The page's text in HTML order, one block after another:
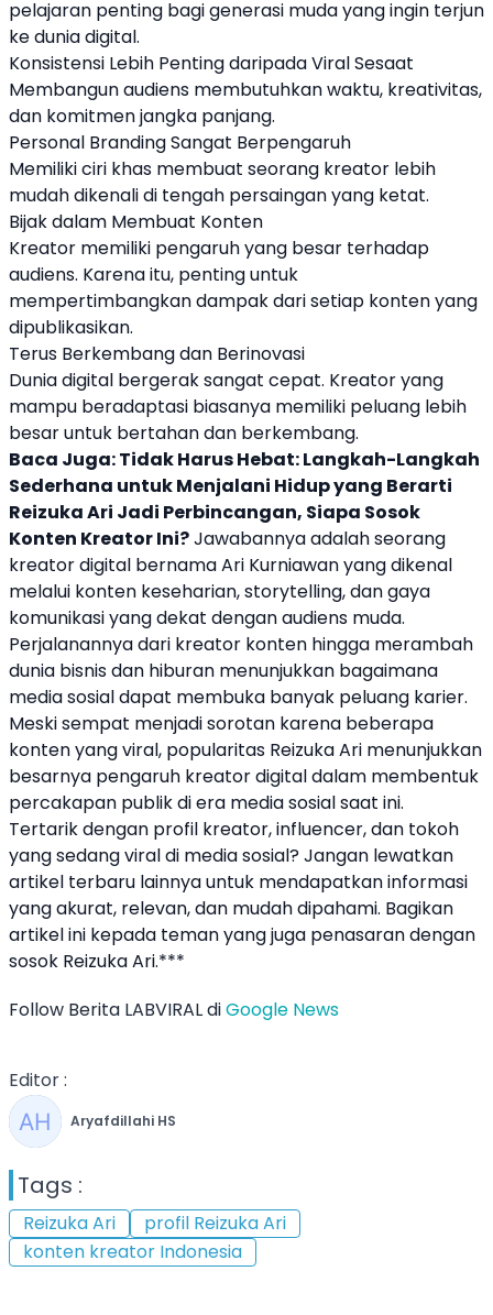
pelajaran penting bagi generasi muda yang ingin terjun
ke dunia digital.
Konsistensi Lebih Penting daripada Viral Sesaat
Membangun audiens membutuhkan waktu, kreativitas,
dan komitmen jangka panjang.
Personal Branding Sangat Berpengaruh
Memiliki ciri khas membuat seorang kreator lebih
mudah dikenali di tengah persaingan yang ketat.
Bijak dalam Membuat Konten
Kreator memiliki pengaruh yang besar terhadap
audiens. Karena itu, penting untuk
mempertimbangkan dampak dari setiap konten yang
dipublikasikan.
Terus Berkembang dan Berinovasi
Dunia digital bergerak sangat cepat. Kreator yang
mampu beradaptasi biasanya memiliki peluang lebih
besar untuk bertahan dan berkembang.
Baca Juga:Tidak Harus Hebat: Langkah-Langkah
Sederhana untuk Menjalani Hidup yang Berarti
Reizuka Ari Jadi Perbincangan, Siapa Sosok
Konten Kreator Ini?Jawabannya adalah seorang
kreator digital bernama Ari Kurniawan yang dikenal
melalui konten keseharian, storytelling, dan gaya
komunikasi yang dekat dengan audiens muda.
Perjalanannya dari kreator konten hingga merambah
dunia bisnis dan hiburan menunjukkan bagaimana
media sosial dapat membuka banyak peluang karier.
Meski sempat menjadi sorotan karena beberapa
konten yang viral, popularitas Reizuka Ari menunjukkan
besarnya pengaruh kreator digital dalam membentuk
percakapan publik di era media sosial saat ini.
Tertarik dengan profil kreator, influencer, dan tokoh
yang sedang viral di media sosial? Jangan lewatkan
artikel terbaru lainnya untuk mendapatkan informasi
yang akurat, relevan, dan mudah dipahami. Bagikan
artikel ini kepada teman yang juga penasaran dengan
sosok Reizuka Ari.***
Follow Berita LABVIRAL diGoogle News
Editor :
Aryafdillahi HS
Tags :
Reizuka Ari
profil Reizuka Ari
konten kreator Indonesia